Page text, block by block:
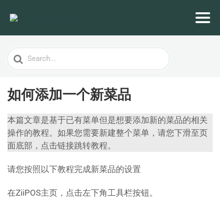
Search
For
如何添加一个新菜品
本篇文章是基于已有菜单但是想要添加新的菜品的相关
操作的教程。如果您需要新建整个菜单，请您下滑至页
面底部，点击链接跳转教程。
请您按照以下教程完成新菜品的设置
在ZiiPOS主页，点击左下角工具栏按钮。